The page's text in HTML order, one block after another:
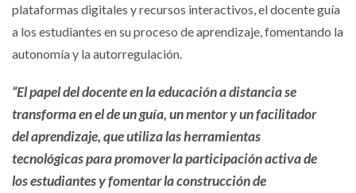
plataformas digitales y recursos interactivos, el docente guía
a los estudiantes en su proceso de aprendizaje, fomentando la
autonomía y la autorregulación.
“El papel del docente en la educación a distancia se
transforma en el de un guía, un mentor y un facilitador
del aprendizaje, que utiliza las herramientas
tecnológicas para promover la participación activa de
los estudiantes y fomentar la construcción de